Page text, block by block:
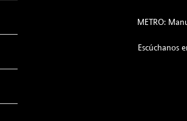
METRO:
Escúchanos